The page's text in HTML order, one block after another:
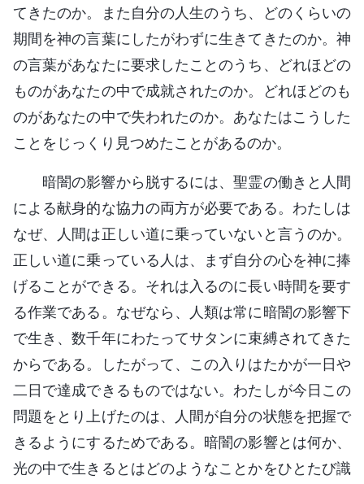
てきたのか。また自分の人生のうち、どのくらいの
期間を神の言葉にしたがわずに生きてきたのか。神
の言葉があなたに要求したことのうち、どれほどの
ものがあなたの中で成就されたのか。どれほどのも
のがあなたの中で失われたのか。あなたはこうした
ことをじっくり見つめたことがあるのか。
暗闇の影響から脱するには、聖霊の働きと人間
による献身的な協力の両方が必要である。わたしは
なぜ、人間は正しい道に乗っていないと言うのか。
正しい道に乗っている人は、まず自分の心を神に捧
げることができる。それは入るのに長い時間を要す
る作業である。なぜなら、人類は常に暗闇の影響下
で生き、数千年にわたってサタンに束縛されてきた
からである。したがって、この入りはたかが一日や
二日で達成できるものではない。わたしが今日この
問題をとり上げたのは、人間が自分の状態を把握で
きるようにするためである。暗闇の影響とは何か、
光の中で生きるとはどのようなことかをひとたび識